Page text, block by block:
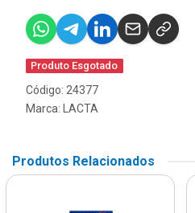
Produto Esgotado
Código: 24377
Marca:
LACTA
Produtos Relacionados